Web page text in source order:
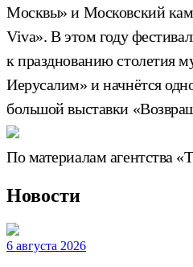
Москвы» и Московский
Viva». В этом году
к празднованию столетия
Иерусалим» и начнётся
большой выставки
По материалам агентства
Новости
6 августа 2026